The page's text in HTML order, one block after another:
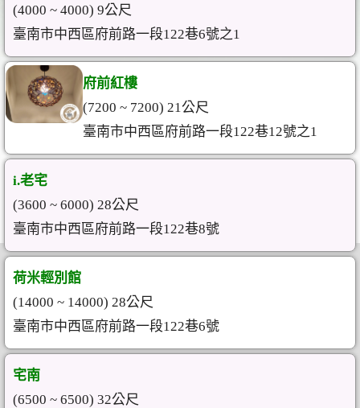
(4000 ~ 4000) 9公尺
臺南市中西區府前路一段122巷6號之1
府前紅樓
(7200 ~ 7200) 21公尺
臺南市中西區府前路一段122巷12號之1
i.老宅
(3600 ~ 6000) 28公尺
臺南市中西區府前路一段122巷8號
荷米輕別館
(14000 ~ 14000) 28公尺
臺南市中西區府前路一段122巷6號
宅南
(6500 ~ 6500) 32公尺